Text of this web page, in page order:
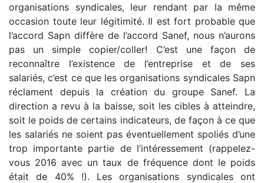
organisations syndicales, leur rendant par la même
occasion toute leur légitimité. Il est fort probable que
l’accord Sapn diffère de l’accord Sanef, nous n’aurons
pas un simple copier/coller! C’est une façon de
reconnaître l’existence de l’entreprise et de ses
salariés, c’est ce que les organisations syndicales Sapn
réclament depuis la création du groupe Sanef. La
direction a revu à la baisse, soit les cibles à atteindre,
soit le poids de certains indicateurs, de façon à ce que
les salariés ne soient pas éventuellement spoliés d’une
trop importante partie de l’intéressement (rappelez-
vous 2016 avec un taux de fréquence dont le poids
était de 40% !). Les organisations syndicales ont